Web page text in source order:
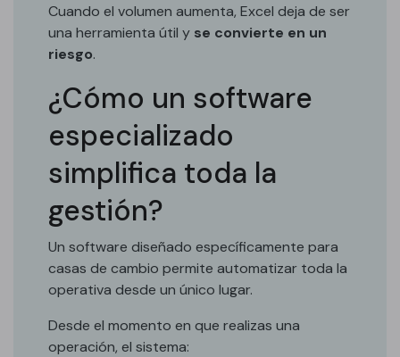
Cuando el volumen aumenta, Excel deja de ser
una herramienta útil y se convierte en un
riesgo.
¿Cómo un software
especializado
simplifica toda la
gestión?
Un software diseñado específicamente para
casas de cambio permite automatizar toda la
operativa desde un único lugar.
Desde el momento en que realizas una
operación, el sistema: